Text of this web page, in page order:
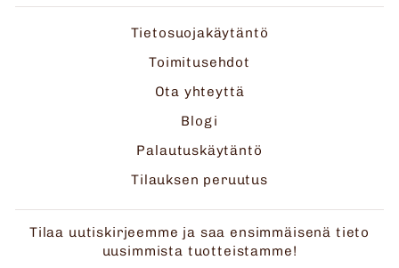
Tietosuojakäytäntö
Toimitusehdot
Ota yhteyttä
Blogi
Palautuskäytäntö
Tilauksen peruutus
Tilaa uutiskirjeemme ja saa ensimmäisenä tieto
uusimmista tuotteistamme!